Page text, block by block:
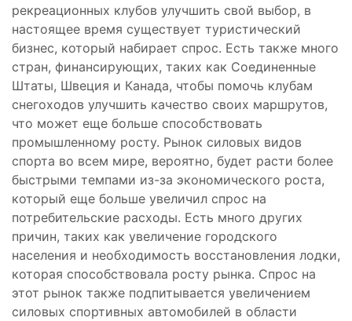
рекреационных клубов улучшить свой выбор, в
настоящее время существует туристический
бизнес, который набирает спрос. Есть также много
стран, финансирующих, таких как Соединенные
Штаты, Швеция и Канада, чтобы помочь клубам
снегоходов улучшить качество своих маршрутов,
что может еще больше способствовать
промышленному росту. Рынок силовых видов
спорта во всем мире, вероятно, будет расти более
быстрыми темпами из-за экономического роста,
который еще больше увеличил спрос на
потребительские расходы. Есть много других
причин, таких как увеличение городского
населения и необходимость восстановления лодки,
которая способствовала росту рынка. Спрос на
этот рынок также подпитывается увеличением
силовых спортивных автомобилей в области